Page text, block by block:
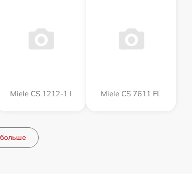
Miele CS 1212-1 I Miele CS 7611 FL